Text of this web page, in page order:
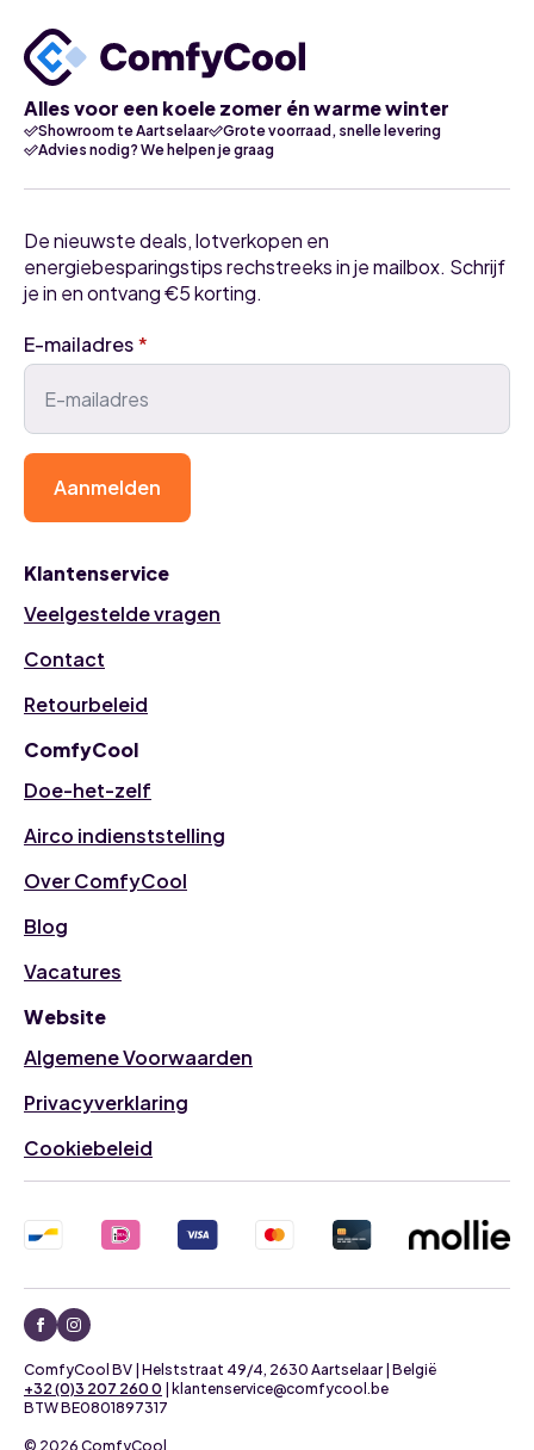
Alles voor een koele zomer én warme winter
Showroom te Aartselaar
Grote voorraad, snelle levering
Advies nodig? We helpen je graag
Klantenservice
Veelgestelde vragen
Contact
Retourbeleid
ComfyCool
Doe-het-zelf
Airco indienststelling
Over ComfyCool
Blog
Vacatures
Website
Algemene Voorwaarden
Privacyverklaring
Cookiebeleid
De nieuwste deals, lotverkopen en
energiebesparingstips rechstreeks in je mailbox. Schrijf
je in en ontvang €5 korting.
E-mailadres*
Aanmelden
© 2026 ComfyCool
+32 (0)3 207 260 0 | klantenservice@comfycool.be
BTW BE0801897317
ComfyCool BV | Helststraat 49/4, 2630 Aartselaar | België